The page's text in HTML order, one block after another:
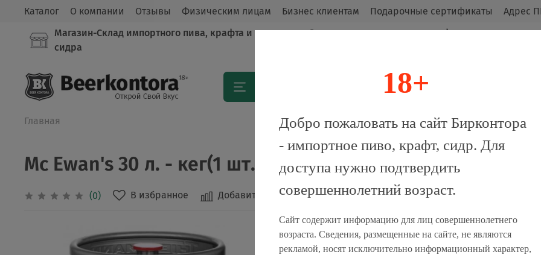
Каталог О компании Отзывы Физическим лицам Бизнес клиентам Подарочные сертификаты
Адрес
Магазин-Склад импортного пива, крафта и
сидра
Оригинальные продукты от официальных
Главная
Mc Ewan's 30 л. - кег(1 шт.)
(0) В избранное Добавить в сравнение
Характеристики
Объем: 30л
18+
Добро пожаловать на сайт Бирконтора
- импортное пиво, крафт, сидр. Для
доступа нужно подтвердить
совершеннолетний возраст.
Сайт содержит информацию для лиц совершеннолетнего
возраста. Сведения, размещенные на сайте, не являются
рекламой, носят исключительно информационный характер,